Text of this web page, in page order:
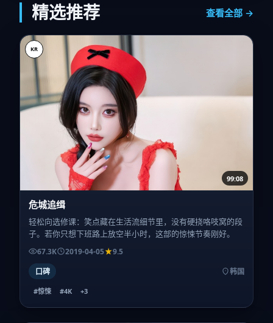
精选推荐 查看全部 →
KR
99:08
危城追缉
轻松向选修课：笑点藏在生活流细节里，没有硬挠咯吱窝的段
子。若你只想下班路上放空半小时，这部的惊悚节奏刚好。
67.3K 2019-04-05
9.5
口碑
韩国
#惊悚 #4K +3